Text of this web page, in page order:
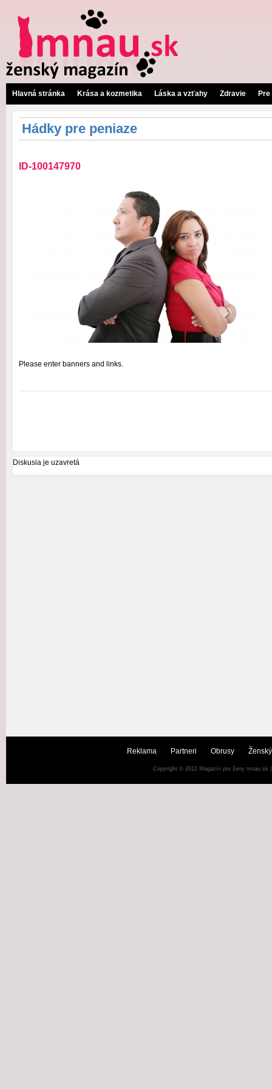
Hlavná stránka Krása a kozmetika Láska a vzťahy Zdravie
Hádky pre peniaze
ID-100147970
Please enter banners and links.
Diskusia je uzavretá
Reklama Partneri Obrusy
Copyright © 2012 Magazín pre ženy mnau.sk